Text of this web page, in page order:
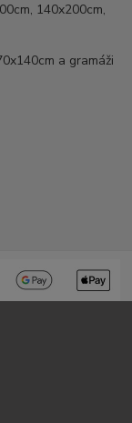
140x200cm,
a gramáži